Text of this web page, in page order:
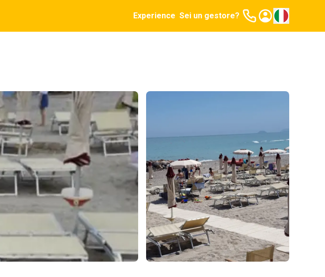
Experience Sei un gestore?